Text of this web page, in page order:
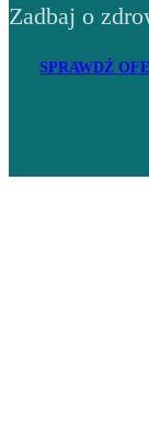
Zadbaj o
SPRAWDŹ